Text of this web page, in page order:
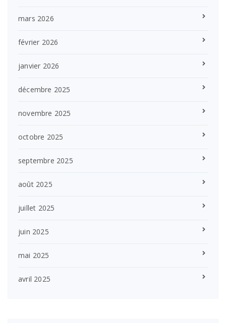
mars 2026
février 2026
janvier 2026
décembre 2025
novembre 2025
octobre 2025
septembre 2025
août 2025
juillet 2025
juin 2025
mai 2025
avril 2025